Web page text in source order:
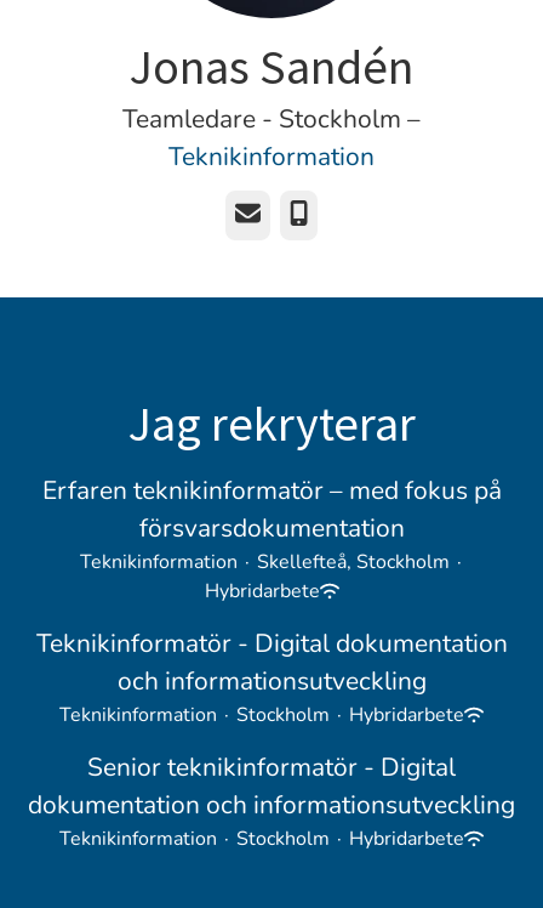
Jonas Sandén
Teamledare - Stockholm –
Teknikinformation
E-post Telefon
Jag rekryterar
Erfaren teknikinformatör – med fokus på
försvarsdokumentation
Teknikinformation · Skellefteå, Stockholm ·
Hybridarbete
Teknikinformatör - Digital dokumentation
och informationsutveckling
Teknikinformation · Stockholm · Hybridarbete
Senior teknikinformatör - Digital
dokumentation och informationsutveckling
Teknikinformation · Stockholm · Hybridarbete